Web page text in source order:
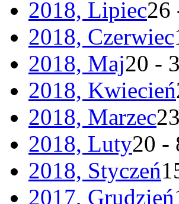
2018, Lipiec26
2018, Czerwiec
2018, Maj20 -
2018, Kwiecień
2018, Marzec
2018, Luty20 -
2018, Styczeń
2017, Grudzień